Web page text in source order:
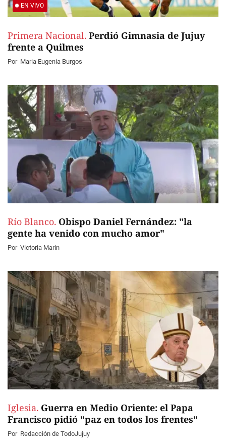
EN VIVO
Primera Nacional. Perdió Gimnasia de Jujuy
frente a Quilmes
Por Maria Eugenia Burgos
Río Blanco. Obispo Daniel Fernández: "la
gente ha venido con mucho amor"
Por Victoria Marín
Iglesia. Guerra en Medio Oriente: el Papa
Francisco pidió "paz en todos los frentes"
Por Redacción de TodoJujuy